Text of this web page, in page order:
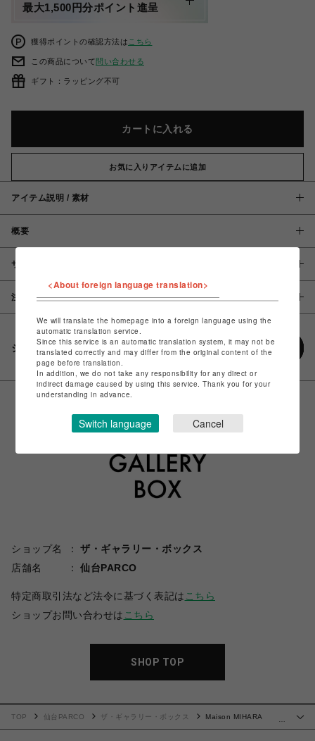
最大1,500円分ポイント進呈
獲得ポイントの確認方法は こちら
この商品について問い合わせる
ギフト：ラッピング不可
カートに入れる
お気に入りアイテムに追加
アイテム説明 / 素材
概要
サイズ
注意事項
シェアする
ショップ名
ザ・ギャラリー・ボックス
店舗名
仙台PARCO
特定商取引法など法令に基づく表記は こちら
ショップお問い合わせは こちら
SHOP TOP
TOP 仙台PARCO ザ・ギャラリー・ボックス
Maison MIHARA
<About foreign language translation>
We will translate the homepage into a foreign language using the
automatic translation service.
Since this service is an automatic translation system, it may not be
translated correctly and may differ from the original content of the
page before translation.
In addition, we do not take any responsibility for any direct or
indirect damage caused by using this service. Thank you for your
understanding in advance.
Switch language Cancel